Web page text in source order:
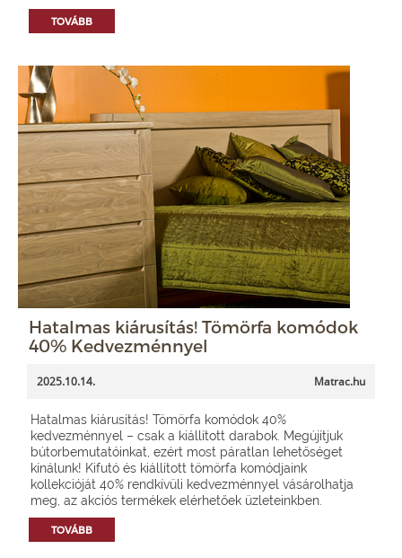
TOVÁBB
Hatalmas kiárusítás! Tömörfa komódok
40% Kedvezménnyel
2025.10.14. Matrac.hu
Hatalmas kiárusítás! Tömörfa komódok 40%
kedvezménnyel – csak a kiállított darabok. Megújítjuk
bútorbemutatóinkat, ezért most páratlan lehetőséget
kínálunk! Kifutó és kiállított tömörfa komódjaink
kollekcióját 40% rendkívüli kedvezménnyel vásárolhatja
meg, az akciós termékek elérhetőek üzleteinkben.
TOVÁBB